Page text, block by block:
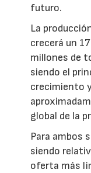
futuro.
La
crecerá un
millones de
siendo el
crecimiento
global de la
Para ambos
siendo
oferta más